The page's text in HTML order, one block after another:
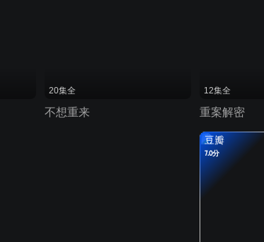
20集全
不想重来
12集全
重案解密
豆瓣
7.0分